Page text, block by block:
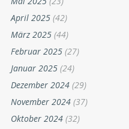
April 2025 (42)
März 2025 (44)
Februar 2025 (27)
Januar 2025 (24)
Dezember 2024 (29)
November 2024 (37)
Oktober 2024 (32)